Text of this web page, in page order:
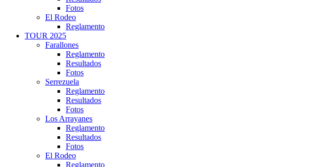
Fotos
El Rodeo
Reglamento
TOUR 2025
Farallones
Reglamento
Resultados
Fotos
Serrezuela
Reglamento
Resultados
Fotos
Los Arrayanes
Reglamento
Resultados
Fotos
El Rodeo
Reglamento